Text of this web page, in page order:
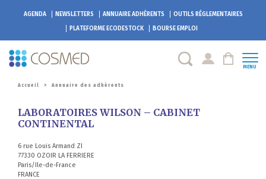
AGENDA NEWSLETTERS ANNUAIRE ADHÉRENTS
OUTILS RÉGLEMENTAIRES
PLATEFORMEECODESTOCK BOURSE EMPLOI
MENU
Accueil > Annuaire des adhérents
LABORATOIRES WILSON – CABINET
CONTINENTAL
6 rue Louis Armand ZI
77330 OZOIR LA FERRIERE
Paris/Ile-de-France
FRANCE